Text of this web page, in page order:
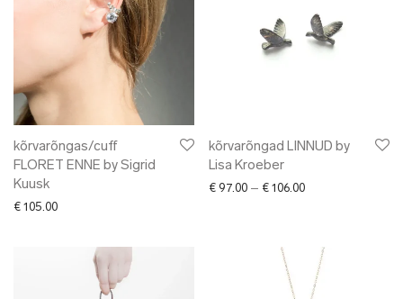
kõrvarõngas/cuff
FLORET ENNE by Sigrid
Kuusk
€ 105.00
kõrvarõngad LINNUD by
Lisa Kroeber
€ 97.00 – € 106.00Price range: €